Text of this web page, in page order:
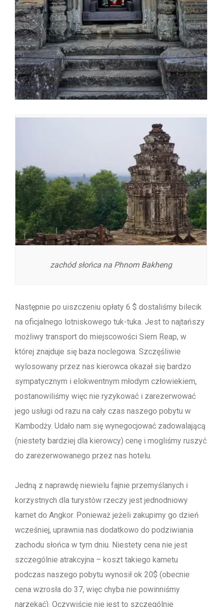
zachód słońca na Phnom Bakheng
Następnie po uiszczeniu opłaty 6 $ dostaliśmy bilecik
na oficjalnego lotniskowego tuk-tuka. Jest to najtańszy
możliwy transport do miejscowości Siem Reap, w
której znajduje się baza noclegowa. Szczęśliwie
wylosowany przez nas kierowca okazał się bardzo
sympatycznym i elokwentnym młodym człowiekiem,
postanowiliśmy więc nie ryzykować i zarezerwować
jego usługi od razu na cały czas naszego pobytu w
Kambodży. Udało nam się wynegocjować zadowalającą
(niestety bardziej dla kierowcy) cenę i mogliśmy ruszyć
do zarezerwowanego przez nas hotelu.
Jedną z naprawdę niewielu fajnie przemyślanych i
korzystnych dla turystów rzeczy jest jednodniowy
karnet do Angkor. Ponieważ jeżeli zakupimy go dzień
wcześniej, uprawnia nas dodatkowo do podziwiania
zachodu słońca w tym dniu. Niestety cena nie jest
szczególnie atrakcyjna – koszt takiego karnetu
podczas naszego pobytu wynosił ok 20$ (obecnie
cena wzrosła do 37, więc chyba nie powinniśmy
narzekać). Oczywiście nie jest to szczególnie